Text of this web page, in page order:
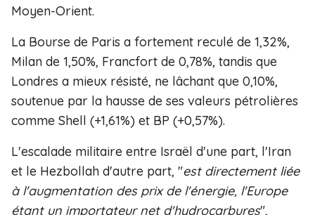
Moyen-Orient.
La Bourse de Paris a fortement reculé de 1,32%,
Milan de 1,50%, Francfort de 0,78%, tandis que
Londres a mieux résisté, ne lâchant que 0,10%,
soutenue par la hausse de ses valeurs pétrolières
comme Shell (+1,61%) et BP (+0,57%).
L'escalade militaire entre Israël d'une part, l'Iran
et le Hezbollah d'autre part, "est directement liée
à l'augmentation des prix de l'énergie, l'Europe
étant un importateur net d'hydrocarbures",